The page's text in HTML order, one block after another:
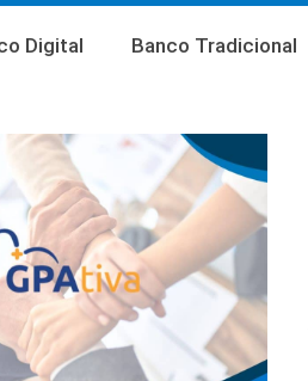
Digital Banco Tradicional